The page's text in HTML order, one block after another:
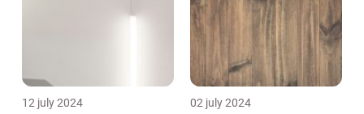
12 july 2024 02 july 2024